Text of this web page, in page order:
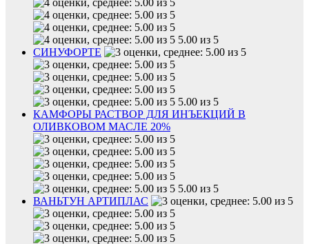
5.00 из 5
СИНУФОРТЕ
5.00 из 5
КАМФОРЫ РАСТВОР ДЛЯ ИНЪЕКЦИЙ В
ОЛИВКОВОМ МАСЛЕ 20%
5.00 из 5
ВАНЬТУН АРТИПЛАС